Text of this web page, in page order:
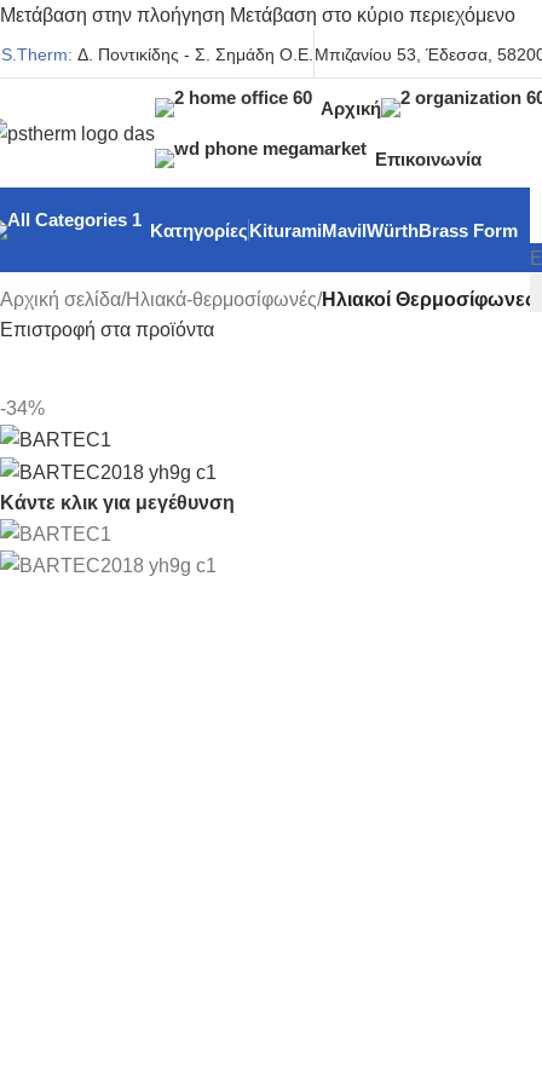
Μετάβαση στην πλοήγηση Μετάβαση στο κύριο περιεχόμενο
Δ. Ποντικίδης - Σ. Σημάδη Ο.Ε. Μπιζανίου 53, Έδεσσα,
Αρχική
Επικοινωνία
ΚατηγορίεςKituramiMavilWürthBrass Form
Αρχική σελίδα/Ηλιακά-θερμοσίφωνές/Ηλιακοί Θερμοσίφωνες
Επιστροφή στα προϊόντα
-34%
Κάντε κλικ για μεγέθυνση